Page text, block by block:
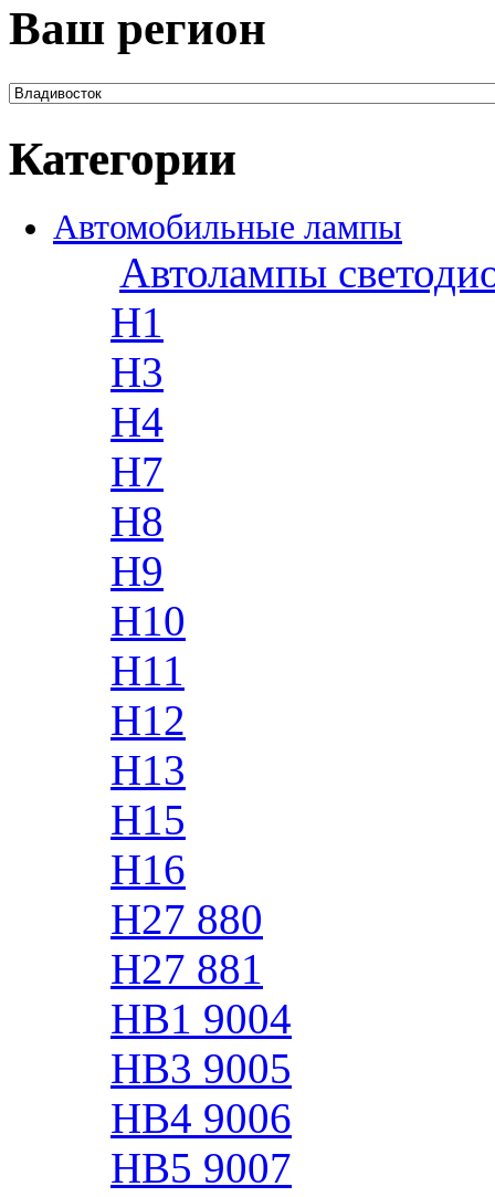
Ваш регион
Категории
Автомобильные лампы
Автолампы
H1
H3
H4
H7
H8
H9
H10
H11
H12
H13
H15
H16
H27 880
H27 881
HB1 9004
HB3 9005
HB4 9006
HB5 9007